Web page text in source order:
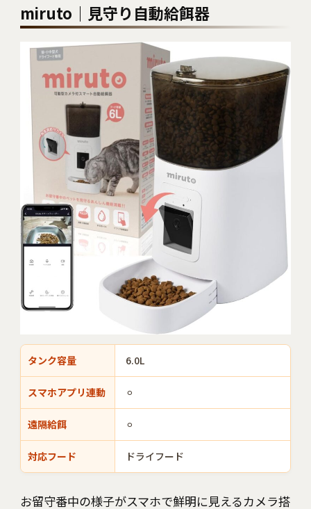
miruto｜見守り自動給餌器
タンク容量 6.0L
スマホアプリ連動 ⚪︎
遠隔給餌 ⚪︎
対応フード ドライフード
お留守番中の様子がスマホで鮮明に見えるカメラ搭